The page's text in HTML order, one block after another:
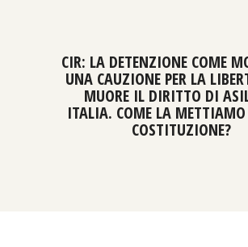
CIR: LA DETENZIONE COME
UNA CAUZIONE PER LA
MUORE IL DIRITTO DI
ITALIA. COME LA
COSTITUZIONE?